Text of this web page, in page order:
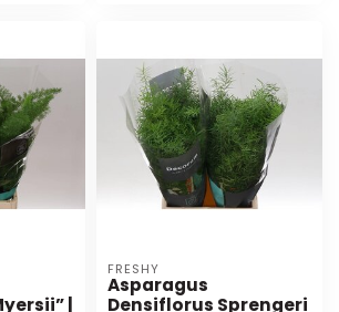
|
FRESHY
Asparagus
Densiflorus Sprengeri